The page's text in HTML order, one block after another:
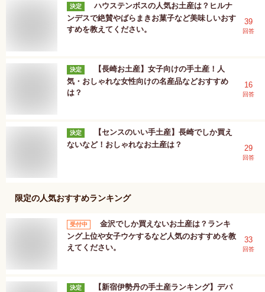
決定
ハウステンボスの人気お土産は？ヒルナ
ンデスで絶賛やばらまきお菓子など美味しいおす
すめを教えてください。
39
回答
決定
【長崎お土産】女子向けの手土産！人
気・おしゃれな女性向けの名産品などおすすめ
は？
16
回答
決定
【センスのいい手土産】長崎でしか買え
ないなど！おしゃれなお土産は？
29
回答
限定の人気おすすめランキング
受付中
金沢でしか買えないお土産は？ランキ
ング上位や女子ウケするなど人気のおすすめを教
えてください。
33
回答
決定
【新宿伊勢丹の手土産ランキング】デパ